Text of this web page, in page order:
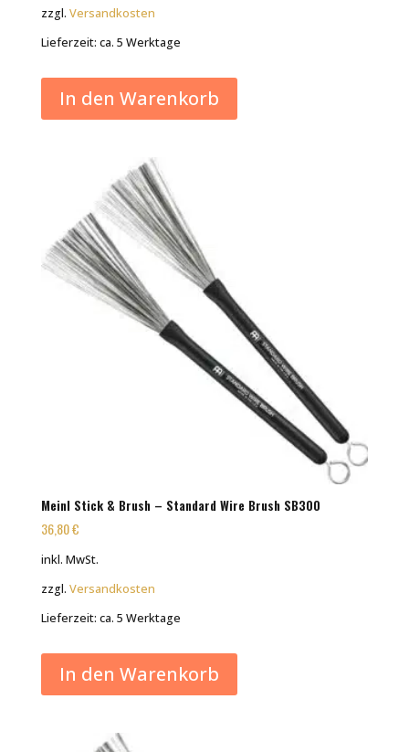
zzgl. Versandkosten
Lieferzeit: ca. 5 Werktage
In den Warenkorb
Meinl Stick & Brush – Standard Wire Brush SB300
36,80€
inkl. MwSt.
zzgl. Versandkosten
Lieferzeit: ca. 5 Werktage
In den Warenkorb